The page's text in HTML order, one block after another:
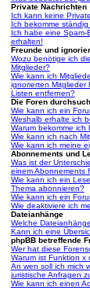
Private Nachrichten
Ich kann keine
Ich bekomme
Ich habe eine Spam-
erhalten!
Freunde und
Wozu benötige ich
Mitglieder?
Wie kann ich
ignorierten
Listen entfernen?
Die Foren
Wie kann ich ein
Weshalb erhalte ich
Warum bekomme
Wie kann ich nach
Wie kann ich meine
Abonnements und
Was ist der
einem Abonnements
Wie kann ich ein
Thema abonnieren?
Wie kann ich ein
Wie deaktiviere ich
Dateianhänge
Welche
Kann ich eine
phpBB betreffende
Wer hat diese
Warum ist Funktion
An wen soll ich mich
juristische Anfragen
Wie kann ich einen